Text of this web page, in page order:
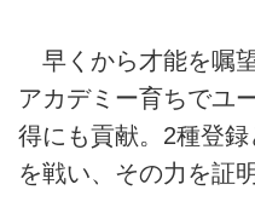
早くから才能を嘱
アカデミー育ちでユ
得にも貢献。2種登
を戦い、その力を証